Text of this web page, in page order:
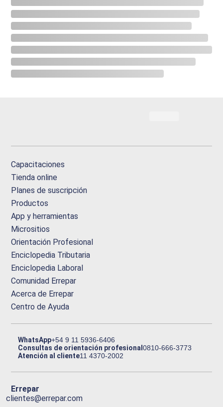
Capacitaciones
Tienda online
Planes de suscripción
Productos
App y herramientas
Micrositios
Orientación Profesional
Enciclopedia Tributaria
Enciclopedia Laboral
Comunidad Errepar
Acerca de Errepar
Centro de Ayuda
WhatsApp+54 9 11 5936-6406
Consultas de orientación profesional0810-666-3773
Atención al cliente11 4370-2002
Errepar
clientes@errepar.com